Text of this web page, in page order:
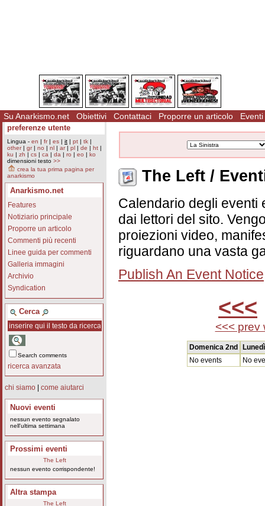
Su Anarkismo.net Obiettivi Contattaci Proporre un articolo Eventi
preferenze utente
Lingua - en | fr| es | it | pt | tk |
other| gr| no | nl | ar| pl | de | ht |
ku | zh | cs | ca | da | ro | eo | ko
dimensioni testo >>
crea la tua prima pagina per
anarkismo
Anarkismo.net
Features
Notiziario principale
Proporre un articolo
Commenti più recenti
Linee guida per commenti
Galleria immagini
Archivio
Syndication
Cerca
Search comments
ricerca avanzata
chi siamo come aiutarci
Nuovi eventi
nessun evento segnalato
nell'ultima settimana
Prossimi eventi
The Left
nessun evento corrispondente!
Altra stampa
The Left
The Left /
Calendario degli eventi
dai lettori del sito.
proiezioni video,
riguardano una vasta
Publish An Event Notice
<<<
<<< prev
Domenica 2nd
No events
No